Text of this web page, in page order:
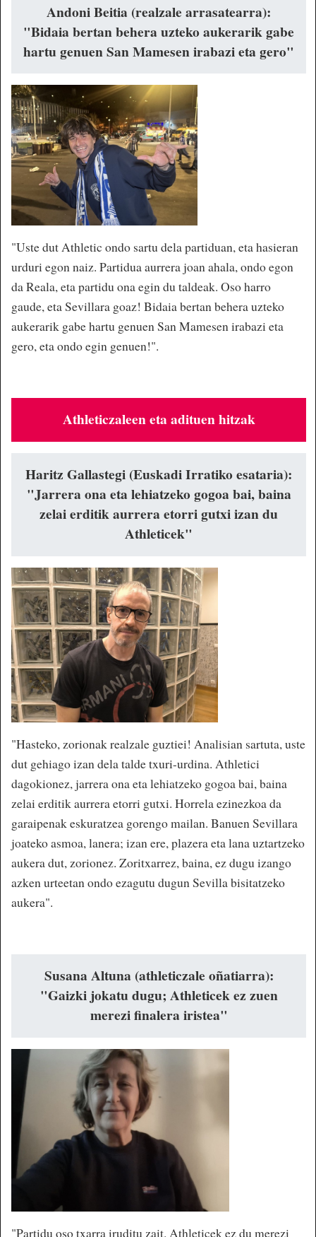
Andoni Beitia (realzale arrasatearra):
"Bidaia bertan behera uzteko aukerarik gabe
hartu genuen San Mamesen irabazi eta gero"
"Uste dut Athletic ondo sartu dela partiduan, eta hasieran
urduri egon naiz. Partidua aurrera joan ahala, ondo egon
da Reala, eta partidu ona egin du taldeak. Oso harro
gaude, eta Sevillara goaz! Bidaia bertan behera uzteko
aukerarik gabe hartu genuen San Mamesen irabazi eta
gero, eta ondo egin genuen!".
Athleticzaleen eta adituen hitzak
Haritz Gallastegi (Euskadi Irratiko esataria):
"Jarrera ona eta lehiatzeko gogoa bai, baina
zelai erditik aurrera etorri gutxi izan du
Athleticek"
"Hasteko, zorionak realzale guztiei! Analisian sartuta, uste
dut gehiago izan dela talde txuri-urdina. Athletici
dagokionez, jarrera ona eta lehiatzeko gogoa bai, baina
zelai erditik aurrera etorri gutxi. Horrela ezinezkoa da
garaipenak eskuratzea gorengo mailan. Banuen Sevillara
joateko asmoa, lanera; izan ere, plazera eta lana uztartzeko
aukera dut, zorionez. Zoritxarrez, baina, ez dugu izango
azken urteetan ondo ezagutu dugun Sevilla bisitatzeko
aukera".
Susana Altuna (athleticzale oñatiarra):
"Gaizki jokatu dugu; Athleticek ez zuen
merezi finalera iristea"
"Partidu oso txarra iruditu zait. Athleticek ez du merezi